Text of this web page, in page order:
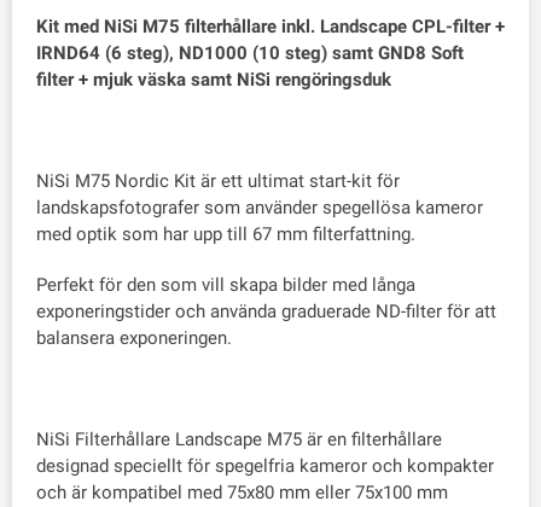
Kit med NiSi M75 filterhållare inkl. Landscape CPL-filter +
IRND64 (6 steg), ND1000 (10 steg) samt GND8 Soft
filter + mjuk väska samt NiSi rengöringsduk
NiSi M75 Nordic Kit är ett ultimat start-kit för
landskapsfotografer som använder spegellösa kameror
med optik som har upp till 67 mm filterfattning.
Perfekt för den som vill skapa bilder med långa
exponeringstider och använda graduerade ND-filter för att
balansera exponeringen.
NiSi Filterhållare Landscape M75 är en filterhållare
designad speciellt för spegelfria kameror och kompakter
och är kompatibel med 75x80 mm eller 75x100 mm